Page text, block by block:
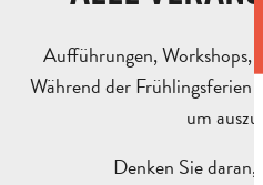
Aufführungen, Workshops,
Während der Frühlingsferien
um
Denken Sie daran,